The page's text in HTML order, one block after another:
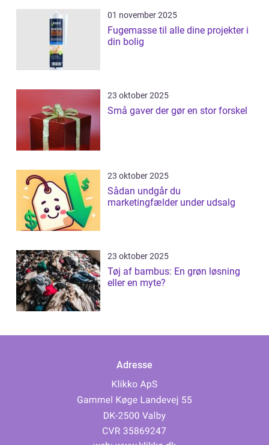
01 november 2025
Fugemasse til alle dine projekter i
din bolig
23 oktober 2025
Små gaver der gør en stor forskel
23 oktober 2025
Sådan undgår du
marketingfælder under udsalg
23 oktober 2025
Tøj af bambus: En grøn løsning
eller en myte?
Adresse